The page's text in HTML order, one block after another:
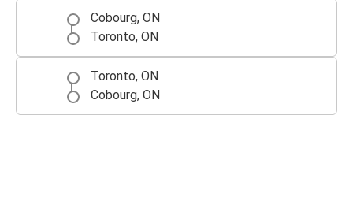
Cobourg, ON
Toronto, ON
Toronto, ON
Cobourg, ON